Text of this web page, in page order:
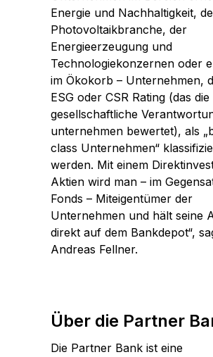
Energie und Nachhaltigkeit,
Photovoltaikbranche, der
Energieerzeugung und
Technologiekonzernen oder
im Ökokorb – Unternehmen,
ESG oder CSR Rating (das die
gesellschaftliche
unternehmen bewertet), als
class Unternehmen“
werden. Mit einem
Aktien wird man – im
Fonds – Miteigentümer der
Unternehmen und hält seine
direkt auf dem Bankdepot“,
Andreas Fellner.
Über die Partner
Die Partner Bank ist eine